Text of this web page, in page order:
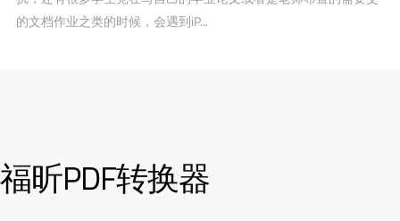
的文档作业之类的时候，会遇到iP...
福昕PDF转换器